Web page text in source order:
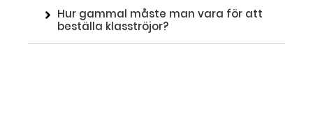
Hur gammal måste man vara för att
beställa klasströjor?